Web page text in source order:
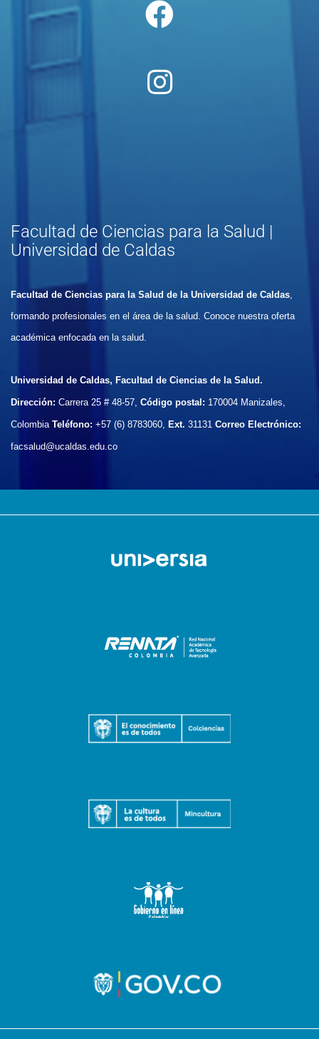
Facultad de Ciencias para la Salud |
Universidad de Caldas
Facultad de Ciencias para la Salud de la Universidad de Caldas
formando profesionales en el área de la salud. Conoce nuestra oferta
académica enfocada en la salud.
Universidad de Caldas, Facultad de Ciencias de la Salud.
Dirección: Carrera 25 # 48-57, Código postal: 170004 Manizales,
Colombia Teléfono: +57 (6) 8783060, Ext. 31131 Correo Electrónico:
facsalud@ucaldas.edu.co